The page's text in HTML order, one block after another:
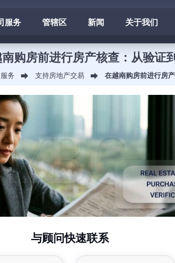
服务 管辖区 新闻 关于我们
购房前进行房产核查：从验证
务 支持房地产交易 在越南购房前进行房
与顾问快速联系